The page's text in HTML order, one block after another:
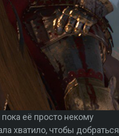
её просто некому
хватило, чтобы добраться